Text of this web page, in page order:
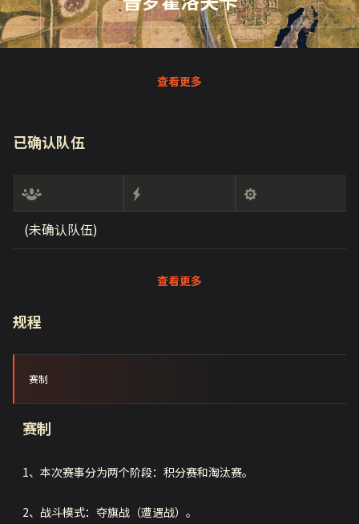
查看更多
已确认队伍
(未确认队伍)
查看更多
规程
赛制
赛制
1、本次赛事分为两个阶段：积分赛和淘汰赛。
2、战斗模式：夺旗战（遭遇战）。